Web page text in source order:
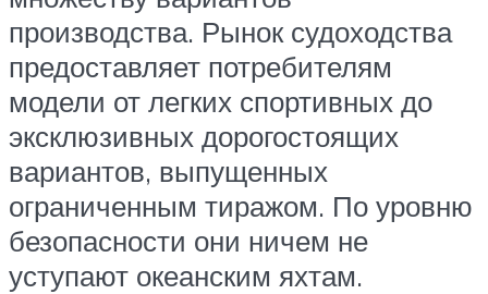
производства. Рынок судоходства
предоставляет потребителям
модели от легких спортивных до
эксклюзивных дорогостоящих
вариантов, выпущенных
ограниченным тиражом. По уровню
безопасности они ничем не
уступают океанским яхтам.